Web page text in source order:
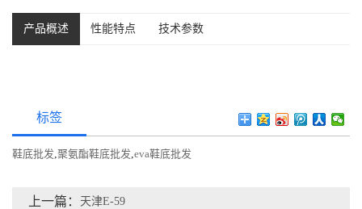
产品概述 性能特点 技术参数
标签
鞋底批发 聚氨酯鞋底批发 eva鞋底批发
上一篇： 天津E-59